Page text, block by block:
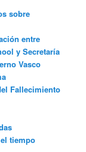
sobre
entre
y Secretaría
Vasco
Fallecimiento
tiempo